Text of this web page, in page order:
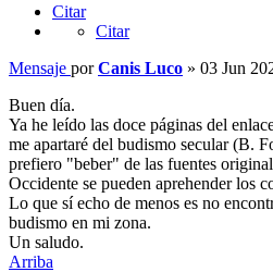
Citar
Citar
Mensaje porCanis Luco » 03 Jun
Buen día.
Ya he leído las doce páginas del
me apartaré del budismo secular (B.
prefiero "beber" de las fuentes
Occidente se pueden aprehender los
Lo que sí echo de menos es no
budismo en mi zona.
Un saludo.
Arriba